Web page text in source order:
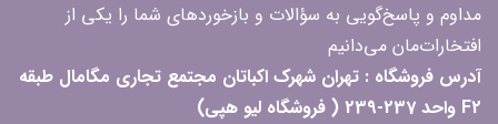
مداوم و پاسخ‌گویی به سؤالات و بازخوردهای شما را یکی از
افتخارات‌مان می‌دانیم
آدرس فروشگاه : تهران شهرک اکباتان مجتمع تجاری مگامال طبقه
F2 واحد 237-239 ( فروشگاه لیو هپی)